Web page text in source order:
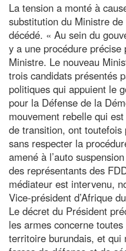
La tension a monté à
substitution du Ministre
décédé. « Au sein du
y a une procédure
Ministre. Le nouveau
trois candidats présentés
politiques qui appuient le
pour la Défense de la
mouvement rebelle qui
de transition, ont
sans respecter la
amené à l’auto
des représentants des
médiateur est intervenu,
Vice-président d’Afrique
Le décret du Président
les armes concerne
territoire burundais, et qui